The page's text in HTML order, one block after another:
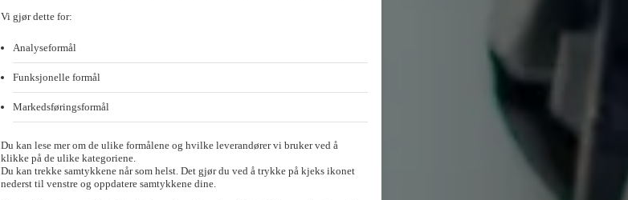
Vi gjør dette for:
Analyseformål
Funksjonelle formål
Markedsføringsformål
Du kan lese mer om de ulike formålene og hvilke leverandører vi bruker ved å
klikke på de ulike kategoriene.
Du kan trekke samtykkene når som helst. Det gjør du ved å trykke på kjeks ikonet
nederst til venstre og oppdatere samtykkene dine.